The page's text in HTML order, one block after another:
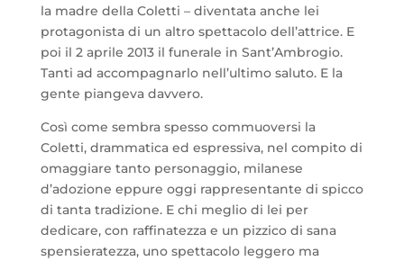
la madre della Coletti – diventata anche lei
protagonista di un altro spettacolo dell’attrice. E
poi il 2 aprile 2013 il funerale in Sant’Ambrogio.
Tanti ad accompagnarlo nell’ultimo saluto. E la
gente piangeva davvero.
Così come sembra spesso commuoversi la
Coletti, drammatica ed espressiva, nel compito di
omaggiare tanto personaggio, milanese
d’adozione eppure oggi rappresentante di spicco
di tanta tradizione. E chi meglio di lei per
dedicare, con raffinatezza e un pizzico di sana
spensieratezza, uno spettacolo leggero ma